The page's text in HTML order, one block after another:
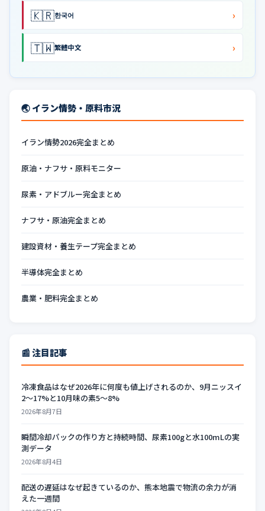
🇰🇷한국어 ›
🇹🇼繁體中文 ›
🌏 イラン情勢・原料市況
イラン情勢2026完全まとめ
原油・ナフサ・原料モニター
尿素・アドブルー完全まとめ
ナフサ・原油完全まとめ
建設資材・養生テープ完全まとめ
半導体完全まとめ
農業・肥料完全まとめ
📰 注目記事
冷凍食品はなぜ2026年に何度も値上げされるのか、9月ニッスイ
2〜17%と10月味の素5〜8%
2026年8月7日
瞬間冷却パックの作り方と持続時間、尿素100gと水100mLの実
測データ
2026年8月4日
配送の遅延はなぜ起きているのか、熊本地震で物流の余力が消
えた一週間